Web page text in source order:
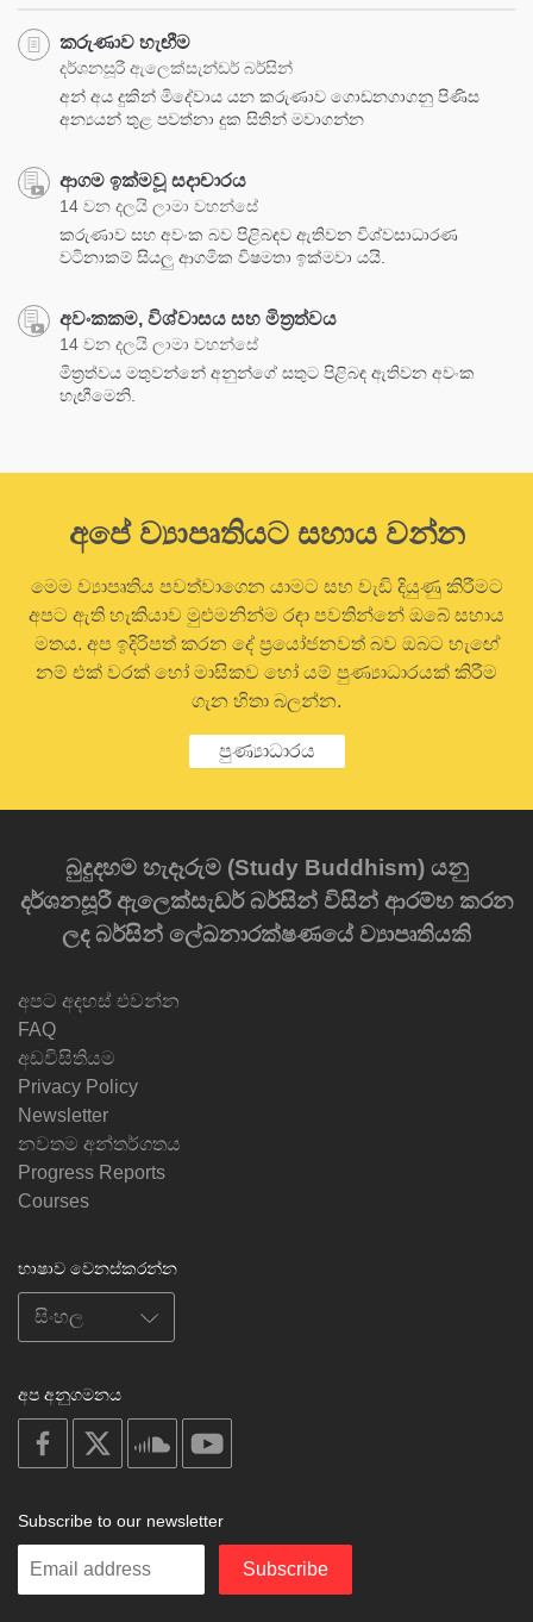
කරුණාව හැඟීම
දර්ශනසූරී ඇලෙක්සැන්ඩර් බර්සින්
අන් අය දුකින් මිදේවාය යන කරුණාව ගොඩනගාගනු පිණිස
අන්‍යයන් තුළ පවත්නා දුක සිතින් මවාගන්න
ආගම ඉක්මවූ සදාචාරය
14 වන දලයි ලාමා වහන්සේ
කරුණාව සහ අවංක බව පිළිබඳව ඇතිවන විශ්වසාධාරණ
වටිනාකම් සියලු ආගමික විෂමතා ඉක්මවා යයි.
අවංකකම, විශ්වාසය සහ මිත්‍රත්වය
14 වන දලයි ලාමා වහන්සේ
මිත්‍රත්වය මතුවන්නේ අනුන්ගේ සතුට පිළිබඳ ඇතිවන අවංක
හැඟීමෙනි.
අපේ ව්‍යාපෘතියට සහාය වන්න
මෙම ව්‍යාපෘතිය පවත්වාගෙන යාමට සහ වැඩි දියුණු කිරීමට
අපට ඇති හැකියාව මුළුමනින්ම රඳා පවතින්නේ ඔබේ සහාය
මතය. අප ඉදිරිපත් කරන දේ ප්‍රයෝජනවත් බව ඔබට හැඟේ
නම් එක් වරක් හෝ මාසිකව හෝ යම් පුණ්‍යාධාරයක් කිරීම
ගැන හිතා බලන්න.
පුණ්‍යාධාරය
බුදුදහම හැදෑරුම (Study Buddhism) යනු
දර්ශනසූරී ඇලෙක්සැඩර් බර්සින් විසින් ආරම්භ කරන
ලද බර්සින් ලේඛනාරක්ෂණයේ ව්‍යාපෘතියකි
අපට අදහස් එවන්න
FAQ
අඩවිසිතියම
Privacy Policy
Newsletter
නවතම අන්තර්ගතය
Progress Reports
Courses
භාෂාව වෙනස්කරන්න
අප අනුගමනය
on
facebook
soundcloud
Subscribe to our newsletter
Enter
Subscribe